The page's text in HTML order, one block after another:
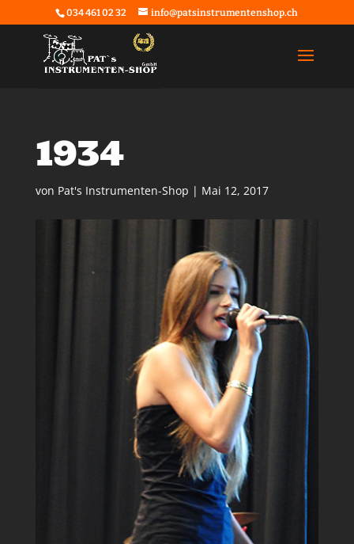
034 461 02 32 info@patsinstrumentenshop.ch
1934
von Pat's Instrumenten-Shop | Mai 12, 2017